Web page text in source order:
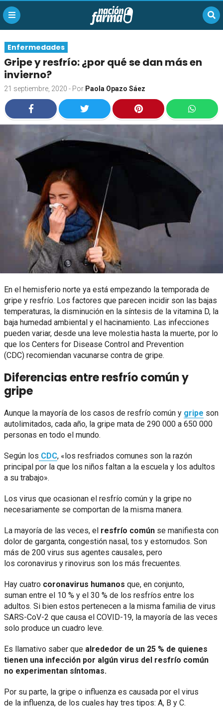
Enfermedades
Gripe y resfrío: ¿por qué se dan más en
invierno?
21 septiembre, 2020 - Por Paola Opazo Sáez
En el hemisferio norte ya está empezando la temporada de
gripe y resfrío. Los factores que parecen incidir son las bajas
temperaturas, la disminución en la síntesis de la vitamina D, la
baja humedad ambiental y el hacinamiento. Las infecciones
pueden variar, desde una leve molestia hasta la muerte, por lo
que los Centers for Disease Control and Prevention
(CDC) recomiendan vacunarse contra de gripe.
Diferencias entre resfrío común y
gripe
Aunque la mayoría de los casos de resfrío común y gripe son
autolimitados, cada año, la gripe mata de 290 000 a 650 000
personas en todo el mundo.
Según los CDC, «los resfriados comunes son la razón
principal por la que los niños faltan a la escuela y los adultos
a su trabajo».
Los virus que ocasionan el resfrío común y la gripe no
necesariamente se comportan de la misma manera.
La mayoría de las veces, el resfrío común se manifiesta con
dolor de garganta, congestión nasal, tos y estornudos. Son
más de 200 virus sus agentes causales, pero
los coronavirus y rinovirus son los más frecuentes.
Hay cuatro coronavirus humanos que, en conjunto,
suman entre el 10 % y el 30 % de los resfríos entre los
adultos. Si bien estos pertenecen a la misma familia de virus
SARS-CoV-2 que causa el COVID-19, la mayoría de las veces
solo produce un cuadro leve.
Es llamativo saber que alrededor de un 25 % de quienes
tienen una infección por algún virus del resfrío común
no experimentan síntomas.
Por su parte, la gripe o influenza es causada por el virus
de la influenza, de los cuales hay tres tipos: A, B y C.